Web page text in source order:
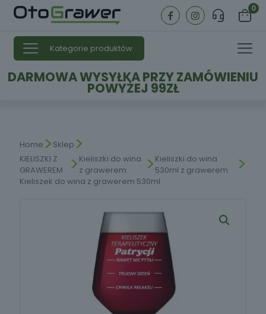
0
Kategorie produktów
DARMOWA WYSYŁKA PRZY ZAMÓWIENIU
POWYŻEJ 99ZŁ
Home > Sklep >
KIELISZKI Z
GRAWEREM
> Kieliszki do wina
z grawerem
> Kieliszki do wina
530ml z grawerem
>
Kieliszek do wina z grawerem 530ml